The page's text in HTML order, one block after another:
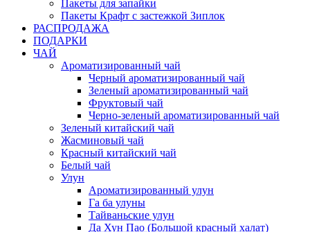
Пакеты для запайки
Пакеты Крафт с застежкой Зиплок
РАСПРОДАЖА
ПОДАРКИ
ЧАЙ
Ароматизированный чай
Черный ароматизированный чай
Зеленый ароматизированный чай
Фруктовый чай
Черно-зеленый ароматизированный чай
Зеленый китайский чай
Жасминовый чай
Красный китайский чай
Белый чай
Улун
Ароматизированный улун
Га ба улуны
Тайваньские улун
Да Хун Пао (Большой красный халат)